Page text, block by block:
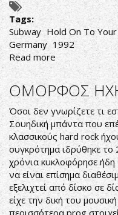
Tags:
Subway Hold On To
Germany 1992
Read more about
Subway
Hold
On
To
Your
Dream
ΟΜΟΡΦΟΣ
Όσοι δεν γνωρίζετε τι
Σουηδική μπάντα που
κλασσικούς hard rock
συγκρότημα ιδρύθηκε
χρόνια κυκλοφόρησε ήδη
να είναι επίσημα
εξελιχτεί από δίσκο σε
είχε την δική του
περισσότερα prog